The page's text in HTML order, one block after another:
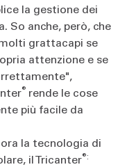
la gestione dei
So anche, però, che
grattacapi se
attenzione e se
® rende le cose
più facile da
la tecnologia di
il Tricanter®: